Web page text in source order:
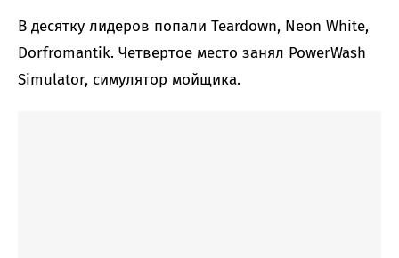
В десятку лидеров попали Teardown, Neon White,
Dorfromantik. Четвертое место занял PowerWash
Simulator, симулятор мойщика.